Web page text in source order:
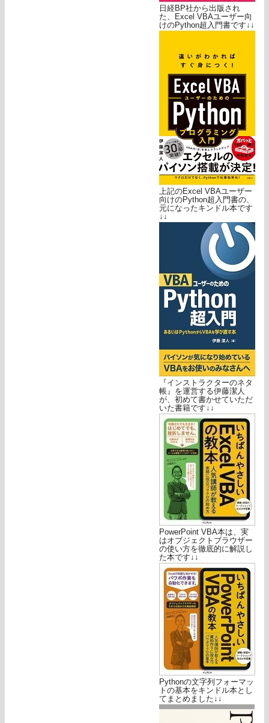
日経BP社から出版され
た、Excel VBAユーザー向
けのPython超入門書です↓↓
上記のExcel VBAユーザー
向けのPython超入門書の、
元になったキンドル本です
↓↓
『インストラクターのネタ
帳』を運営する伊藤潔人
が、初めて書かせていただ
いた書籍です↓↓
PowerPoint VBA本は、実
はオブジェクトブラウザー
の使い方を徹底的に解説し
た本です↓↓
Pythonの文字列フォーマッ
トの基本をキンドル本とし
てまとめました↓↓